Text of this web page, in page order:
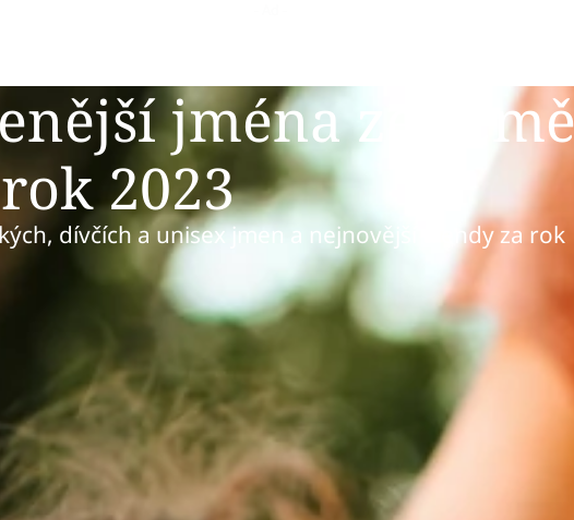
jména ze země
2023
dívčích a unisex jmen a nejnovější trendy za rok